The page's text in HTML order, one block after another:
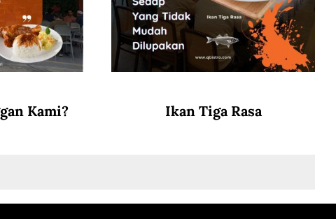
Kami? Ikan Tiga Rasa